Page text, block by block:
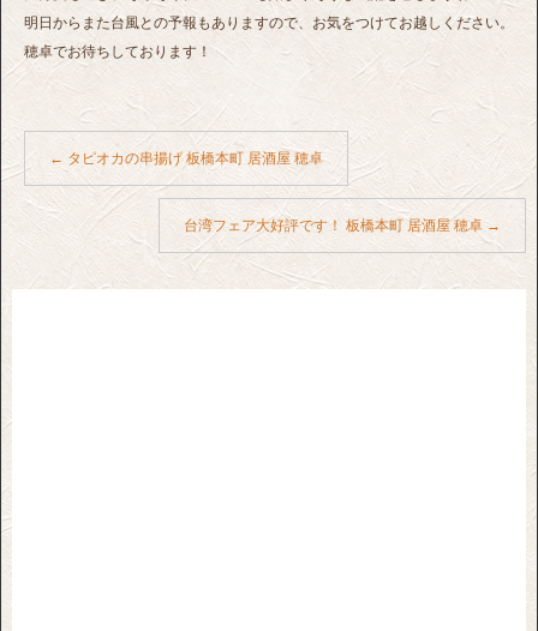
明日からまた台風との予報もありますので、お気をつけてお越しください。
穂卓でお待ちしております！
← タピオカの串揚げ 板橋本町 居酒屋 穂卓
台湾フェア大好評です！ 板橋本町 居酒屋 穂卓 →